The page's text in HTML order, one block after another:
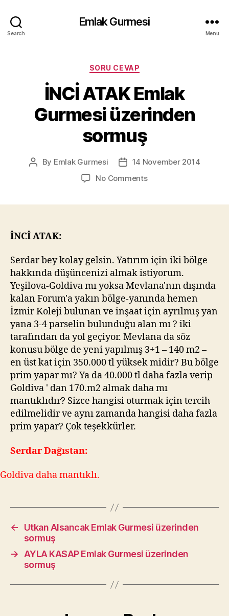
Search
Emlak Gurmesi
Menu
Categories
SORU CEVAP
İNCİ ATAK Emlak
Gurmesi üzerinden
sormuş
Post
By Emlak Gurmesi
Post14 November 2014
No Commentson
İNCİ ATAK:
Serdar bey kolay gelsin. Yatırım için iki bölge
hakkında düşüncenizi almak istiyorum.
Yeşilova-Goldiva mı yoksa Mevlana'nın dışında
kalan Forum'a yakın bölge-yanında hemen
İzmir Koleji bulunan ve inşaat için ayrılmış yan
yana 3-4 parselin bulunduğu alan mı ? iki
tarafından da yol geçiyor. Mevlana da söz
konusu bölge de yeni yapılmış 3+1 – 140 m2 –
en üst kat için 350.000 tl yüksek midir? Bu bölge
prim yapar mı? Ya da 40.000 tl daha fazla verip
Goldiva ' dan 170.m2 almak daha mı
mantıklıdır? Sizce hangisi oturmak için tercih
edilmelidir ve aynı zamanda hangisi daha fazla
prim yapar? Çok teşekkürler.
Serdar Dağıstan:
Goldiva daha mantıklı.
←
Utkan Alsancak Emlak Gurmesi üzerinden
sormuş
→
AYLA KASAP Emlak Gurmesi üzerinden
sormuş